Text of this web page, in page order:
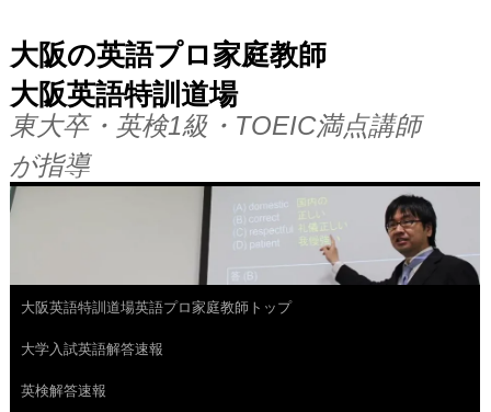
大阪の英語プロ家庭教師
大阪英語特訓道場
東大卒・英検1級・TOEIC満点講師
が指導
コ
ン
テ
大阪英語特訓道場英語プロ家庭教師トップ
大学入試英語解答速報
英検解答速報